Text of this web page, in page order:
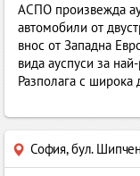
АСПО произвежда
автомобили от
внос от Западна
вида ауспуси за
Разполага с широка
София,бул.